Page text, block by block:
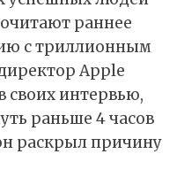
раннее
с триллионным
Apple
своих интервью,
раньше 4 часов
раскрыл причину